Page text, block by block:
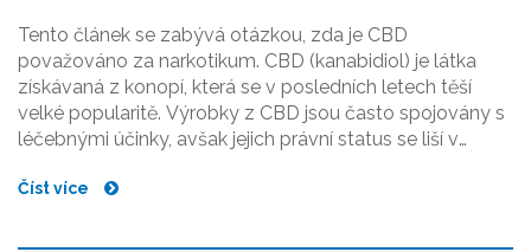
Tento článek se zabývá otázkou, zda je CBD
považováno za narkotikum. CBD (kanabidiol) je látka
získávaná z konopí, která se v posledních letech těší
velké popularitě. Výrobky z CBD jsou často spojovány s
léčebnými účinky, avšak jejich právní status se liší v
regulacích a výzkumech, které se týkají CBD.
Číst více